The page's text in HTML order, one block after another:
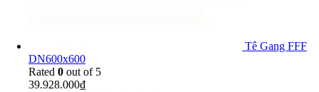
Tê Gang FFF
DN600x600
Rated 0 out of 5
39.928.000₫